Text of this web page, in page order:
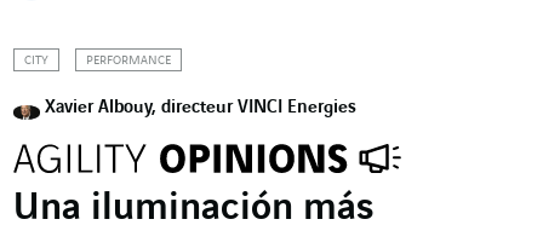
CITY PERFORMANCE
Xavier Albouy, directeur VINCI Energies
Una iluminación más